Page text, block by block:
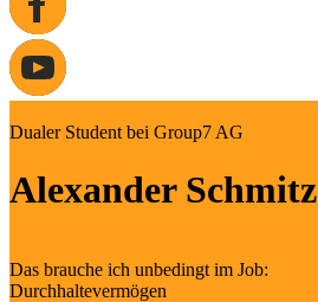
Dualer Student bei Group7 AG
Alexander Schmitz
Das brauche ich unbedingt im Job:
Durchhaltevermögen